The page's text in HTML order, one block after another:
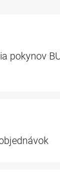
pokynov